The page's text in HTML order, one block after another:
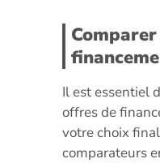
Il est essentiel
offres de
votre choix
comparateurs